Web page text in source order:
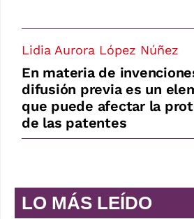
Lidia Aurora López Núñez
En materia de
difusión previa es un
que puede afectar la
de las patentes
LO MÁS LEÍDO